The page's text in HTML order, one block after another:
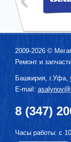
2009-2026 ©
Ремонт и
Башкирия, г.Уфа,
E-mail:
8 (347)
Часы работы: с